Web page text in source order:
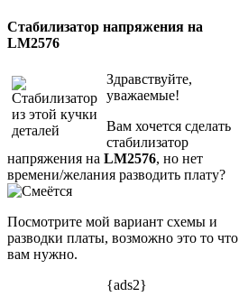
Стабилизатор напряжения на
LM2576
Здравствуйте,
уважаемые!
Вам хочется сделать
стабилизатор
напряжения на LM2576, но нет
времени/желания разводить плату?
Посмотрите мой вариант схемы и
разводки платы, возможно это то что
вам нужно.
{ads2}